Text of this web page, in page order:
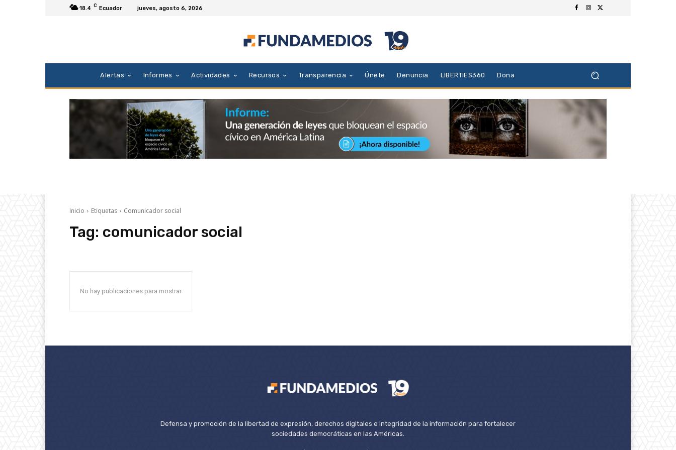
18.4 C Ecuador jueves, agosto 6, 2026
Alertas Informes Actividades Recursos Transparencia Únete Denuncia LIBERTIES360 Dona
Inicio Etiquetas Comunicador social
Tag: comunicador social
No hay publicaciones para mostrar
Defensa y promoción de la libertad de expresión, derechos digitales e integridad de la información para fortalecer
sociedades democráticas en las Américas.